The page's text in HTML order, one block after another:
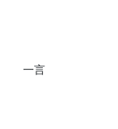
一言